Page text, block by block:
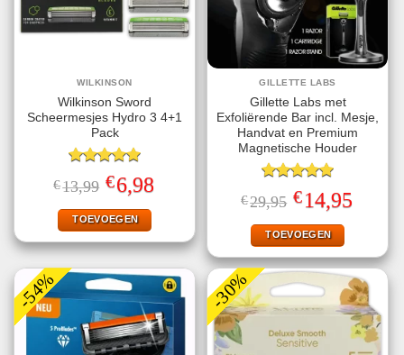
WILKINSON
Wilkinson Sword
Scheermesjes Hydro 3 4+1
Pack
Gewaardeerd
5.00uit 5
€13,99 Oorspronkelijke
prijs
was:
€13,99.
€6,98Huidige
prijs
TOEVOEGEN
GILLETTE LABS
Gillette Labs met
Exfoliërende Bar incl. Mesje,
Handvat en Premium
Magnetische Houder
Gewaardeerd
5.00uit 5
€29,95 Oorspronkelijke
prijs
was:
€29,95.
€14,95prijs
TOEVOEGEN
-54% -30%